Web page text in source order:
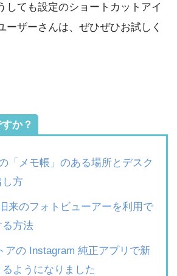
しても設定のショートカットアイ
ーザーさんは、ぜひぜひお試しく
か？
「メモ帳」のある場所とデスク
し方
来のフォトビューアーを利用で
る方法
アの Instagram 純正アプリで新
ようになりました